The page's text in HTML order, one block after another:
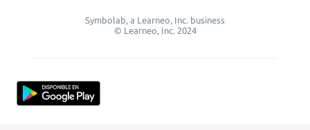
Symbolab, a Learneo, Inc. business
© Learneo, Inc. 2024